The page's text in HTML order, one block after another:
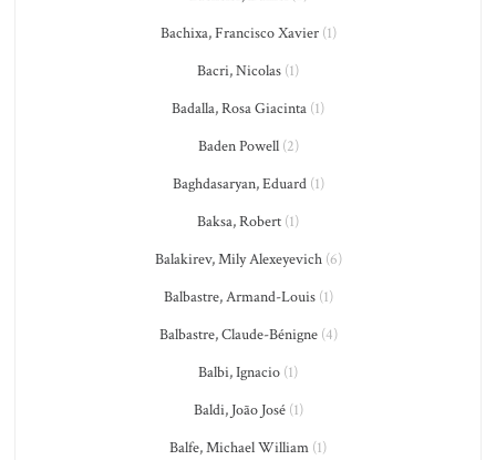
Bachixa, Francisco Xavier(1)
Bacri, Nicolas (1)
Badalla, Rosa Giacinta (1)
Baden Powell(2)
Baghdasaryan, Eduard(1)
Baksa, Robert (1)
Balakirev, Mily Alexeyevich(6)
Balbastre, Armand-Louis(1)
Balbastre, Claude-Bénigne(4)
Balbi, Ignacio (1)
Baldi, João José(1)
Balfe, Michael William (1)